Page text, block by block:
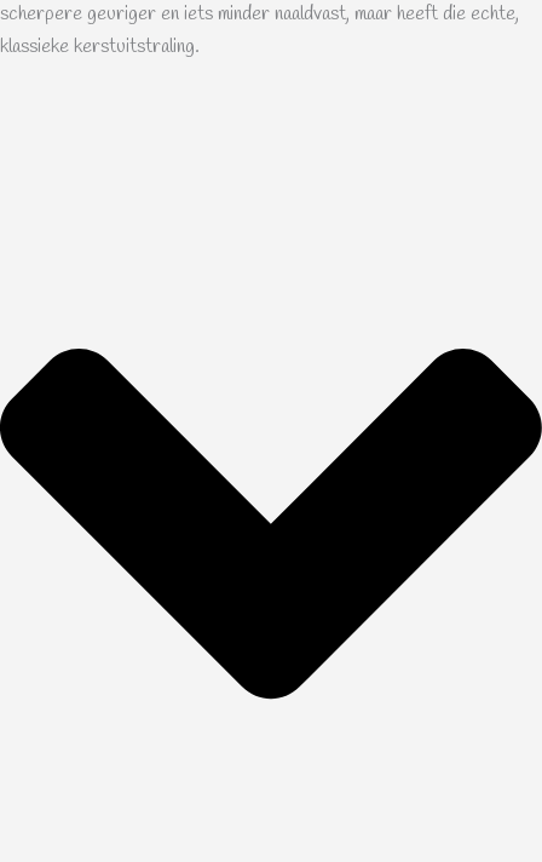
scherpere geuriger en iets minder naaldvast, maar heeft die echte,
klassieke kerstuitstraling.